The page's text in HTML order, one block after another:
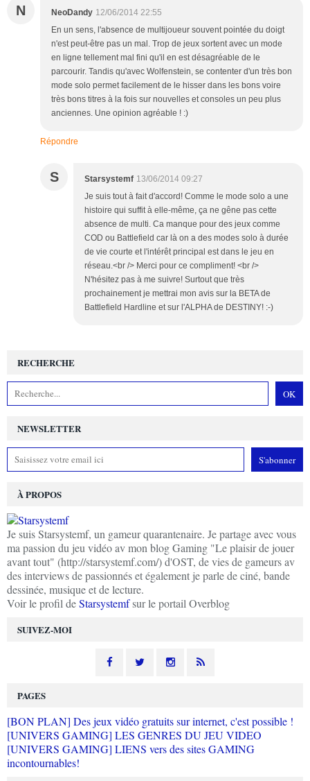
N NeoDandy 12/06/2014 22:55
En un sens, l'absence de multijoueur souvent pointée du doigt
n'est peut-être pas un mal. Trop de jeux sortent avec un mode
en ligne tellement mal fini qu'il en est désagréable de le
parcourir. Tandis qu'avec Wolfenstein, se contenter d'un très bon
mode solo permet facilement de le hisser dans les bons voire
très bons titres à la fois sur nouvelles et consoles un peu plus
anciennes. Une opinion agréable ! :)
Répondre
S Starsystemf 13/06/2014 09:27
Je suis tout à fait d'accord! Comme le mode solo a une
histoire qui suffit à elle-même, ça ne gêne pas cette
absence de multi. Ca manque pour des jeux comme
COD ou Battlefield car là on a des modes solo à durée
de vie courte et l'intérêt principal est dans le jeu en
réseau.<br /> Merci pour ce compliment! <br />
N'hésitez pas à me suivre! Surtout que très
prochainement je mettrai mon avis sur la BETA de
Battlefield Hardline et sur l'ALPHA de DESTINY! :-)
NEWSLETTER
SUIVEZ-MOI
RECHERCHE
À PROPOS
Je suis Starsystemf, un gameur quarantenaire. Je partage avec vous
ma passion du jeu vidéo av mon blog Gaming "Le plaisir de jouer
avant tout" (http://starsystemf.com/) d'OST, de vies de gameurs av
des interviews de passionnés et également je parle de ciné, bande
dessinée, musique et de lecture.
Voir le profil deStarsystemfsur le portail Overblog
PAGES
[BON PLAN] Des jeux vidéo gratuits sur internet, c'est possible !
[UNIVERS GAMING] LES GENRES DU JEU VIDEO
[UNIVERS GAMING] LIENS vers des sites GAMING
incontournables!